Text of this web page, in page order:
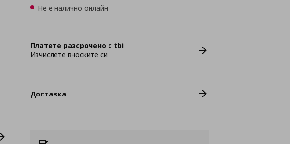
Не е налично онлайн
Платете разсрочено с tbi
Изчислете вноските си
Доставка